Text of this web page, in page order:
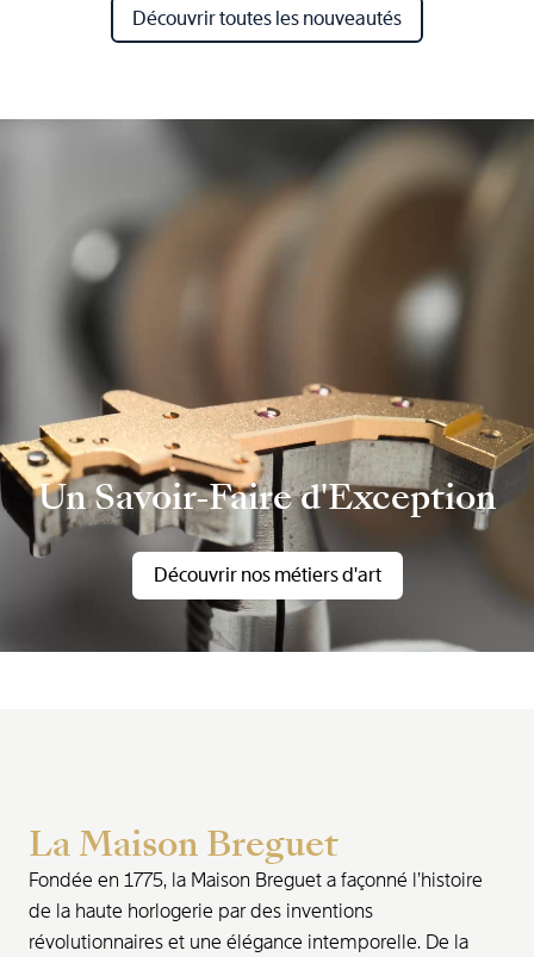
Découvrir toutes les nouveautés
Un Savoir-Faire d'Exception
Découvrir nos métiers d'art
La Maison Breguet
Fondée en 1775, la Maison Breguet a façonné l’histoire
de la haute horlogerie par des inventions
révolutionnaires et une élégance intemporelle. De la